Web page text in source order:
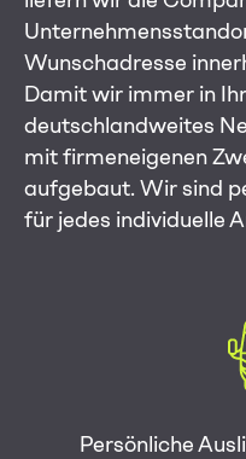
Wunschadresse
Damit wir immer in
deutschlandweites
mit firmeneigenen
aufgebaut. Wir sind
für jedes individuelle
Persönliche